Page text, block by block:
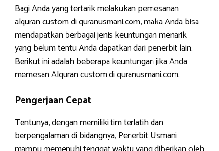
Bagi Anda yang tertarik melakukan pemesanan
alquran custom di quranusmani.com, maka Anda bisa
mendapatkan berbagai jenis keuntungan menarik
yang belum tentu Anda dapatkan dari penerbit lain.
Berikut ini adalah beberapa keuntungan jika Anda
memesan Alquran custom di quranusmani.com.
Pengerjaan Cepat
Tentunya, dengan memiliki tim terlatih dan
berpengalaman di bidangnya, Penerbit Usmani